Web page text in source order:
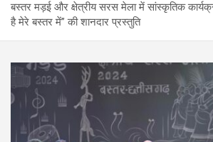
बस्तर मड़ई और क्षेत्रीय सरस मेला में सांस्कृतिक
है मेरे बस्तर में” की शानदार प्रस्तुति